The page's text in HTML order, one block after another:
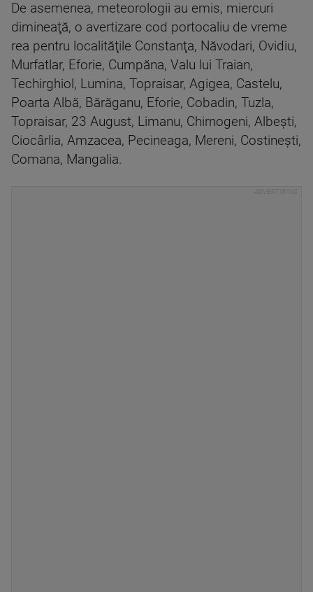
De asemenea, meteorologii au emis, miercuri
dimineaţă, o avertizare cod portocaliu de vreme
rea pentru localităţile Constanţa, Năvodari, Ovidiu,
Murfatlar, Eforie, Cumpăna, Valu lui Traian,
Techirghiol, Lumina, Topraisar, Agigea, Castelu,
Poarta Albă, Bărăganu, Eforie, Cobadin, Tuzla,
Topraisar, 23 August, Limanu, Chirnogeni, Albeşti,
Ciocârlia, Amzacea, Pecineaga, Mereni, Costineşti,
Comana, Mangalia.